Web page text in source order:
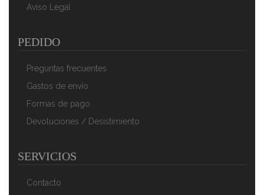
Aviso Legal
PEDIDO
Preguntas frecuentes
Gastos de envío
Formas de pago
Devoluciones / Desistimiento
SERVICIOS
Contacto